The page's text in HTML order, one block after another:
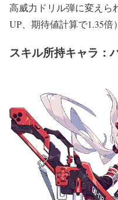
高威力ドリル弾に変えら
UP、期待値計算で1.35倍）
スキル所持キャラ：